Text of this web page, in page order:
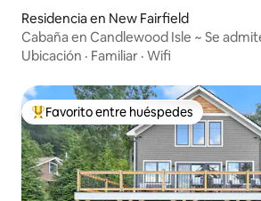
Residencia en New Fairfield
Cabaña en Candlewood Isle ~ Se
Muelle
Ubicación · Familiar · Wifi
De los mejores en Favorito entre
Favorito entre huéspedes